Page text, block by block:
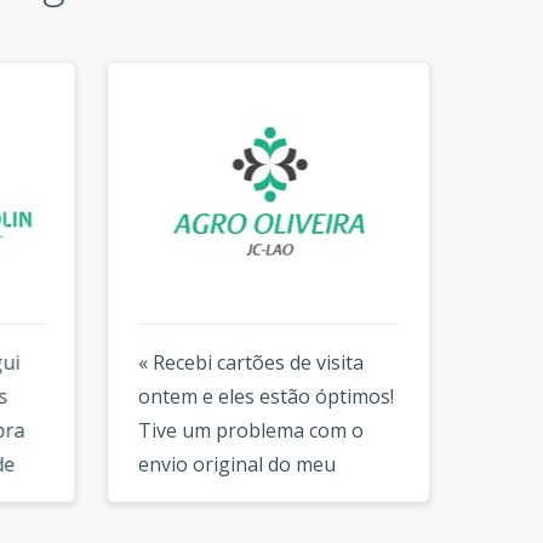
« Recebi cartões de visita
ontem e eles estão óptimos!
Tive um problema com o
envio original do meu
pedido mas a empresa